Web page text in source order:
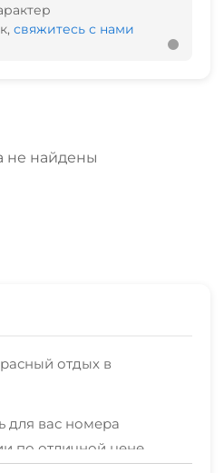
свяжитесь с нами
не найдены
отдых в
для вас номера
по отличной цене